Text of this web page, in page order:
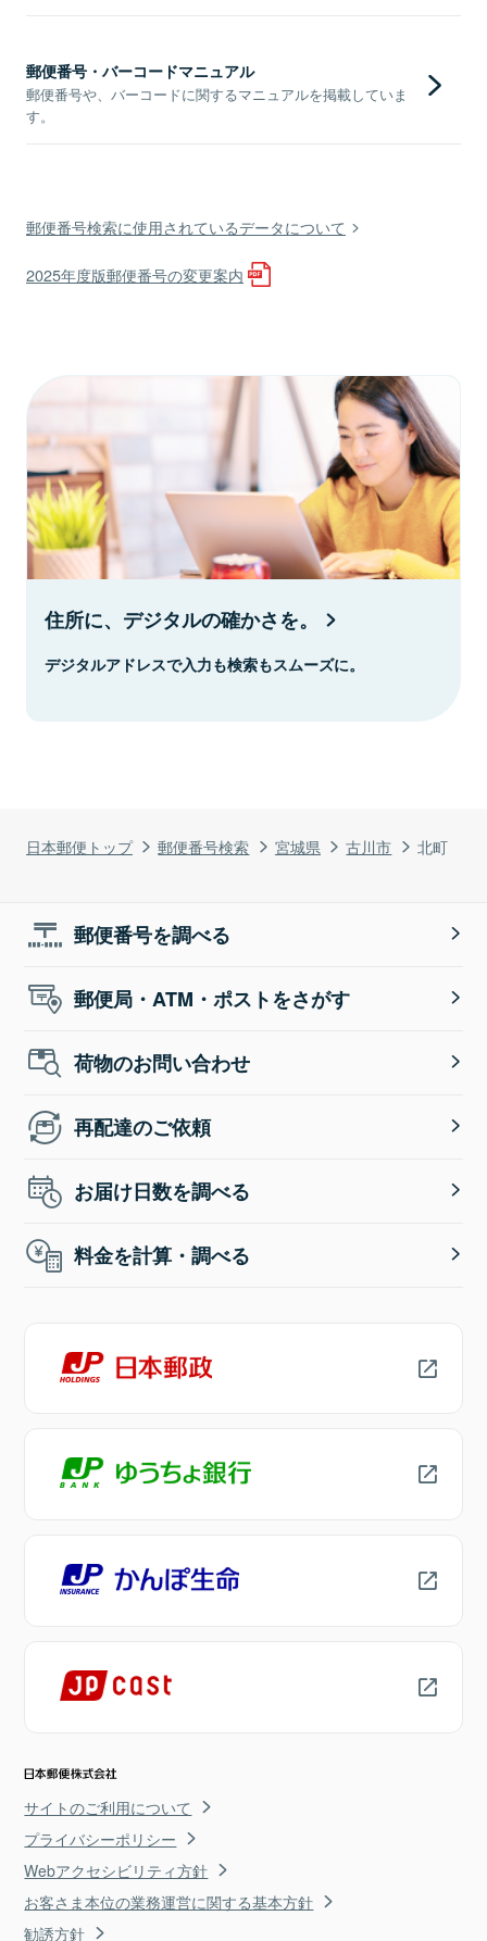
日本郵便トップ 郵便番号検索 宮城県 古川市 北町
郵便番号・バーコードマニュアル
郵便番号や、バーコードに関するマニュアルを掲載していま
す。
郵便番号検索に使用されているデータについて
2025年度版郵便番号の変更案内
住所に、デジタルの確かさを。
デジタルアドレスで入力も検索もスムーズに。
郵便番号を調べる
郵便局・ATM・ポストをさがす
荷物のお問い合わせ
再配達のご依頼
お届け日数を調べる
料金を計算・調べる
サイトのご利用について
プライバシーポリシー
Webアクセシビリティ方針
お客さま本位の業務運営に関する基本方針
勧誘方針